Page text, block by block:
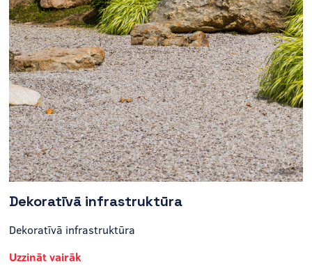
Dekoratīvā infrastruktūra
Dekoratīvā infrastruktūra
Uzzināt vairāk